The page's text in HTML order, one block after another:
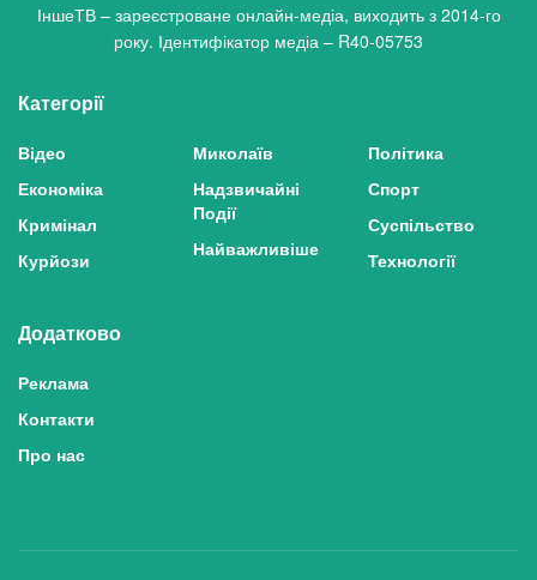
ІншеТВ – зареєстроване онлайн-медіа, виходить з 2014-го
року. Ідентифікатор медіа – R40-05753
Категорії
Відео
Економіка
Кримінал
Курйози
Миколаїв
Надзвичайні
Події
Найважливіше
Політика
Спорт
Суспільство
Технології
Додатково
Реклама
Контакти
Про нас